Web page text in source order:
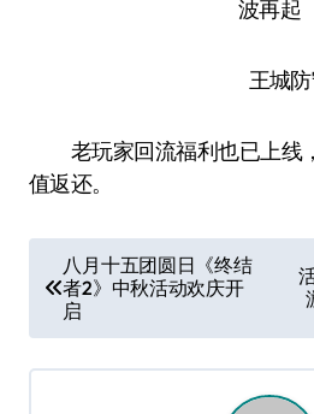
王城防
老玩家回流福利也已上线
值返还。
章
导
航
八月十五团圆日《终结
者2》中秋活动欢庆开
启